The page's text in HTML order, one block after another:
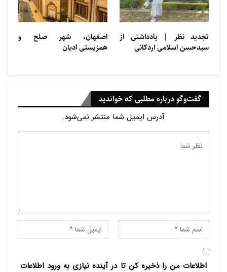
تجديد ‌‌نظر | یادداشتی از
سيدحسن اسلامی اردكانی
اصفهان، شهر صلح و
همزیستی ادیان
گفت‌وگو درباره مطلبی که خواندید
آدرس ایمیل شما منتشر نمی‌شود.
اطلاعات من را ذخیره کن تا در آینده نیازی به ورود اطلاعات